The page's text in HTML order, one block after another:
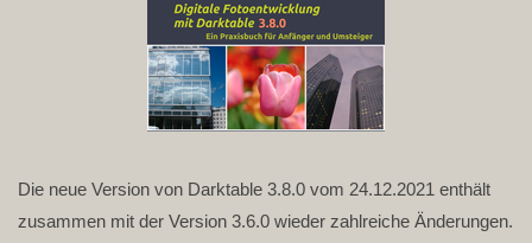
Die neue Version von Darktable 3.8.0 vom 24.12.2021 enthält
zusammen mit der Version 3.6.0 wieder zahlreiche Änderungen.